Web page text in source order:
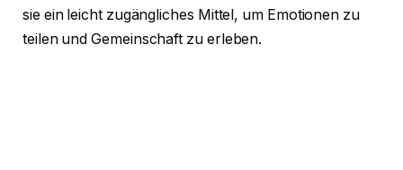
sie ein leicht zugängliches Mittel, um Emotionen zu
teilen und Gemeinschaft zu erleben.